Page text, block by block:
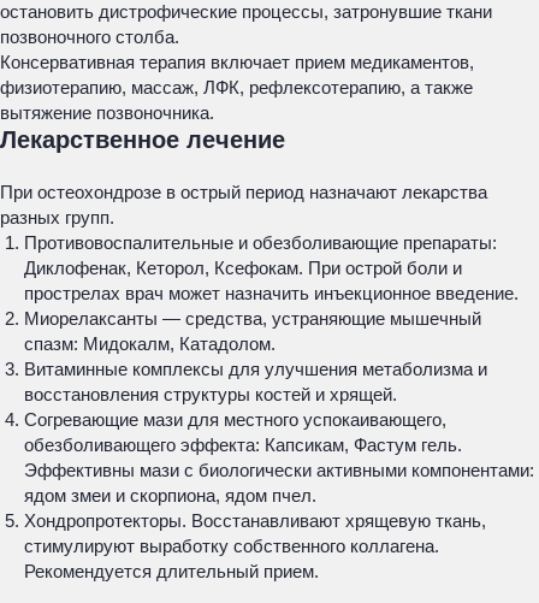
остановить дистрофические процессы, затронувшие ткани
позвоночного столба.
Консервативная терапия включает прием медикаментов,
физиотерапию, массаж, ЛФК, рефлексотерапию, а также
вытяжение позвоночника.
Лекарственное лечение
При остеохондрозе в острый период назначают лекарства
разных групп.
Противовоспалительные и обезболивающие препараты:
Диклофенак, Кеторол, Ксефокам. При острой боли и
прострелах врач может назначить инъекционное введение.
Миорелаксанты — средства, устраняющие мышечный
спазм: Мидокалм, Катадолом.
Витаминные комплексы для улучшения метаболизма и
восстановления структуры костей и хрящей.
Согревающие мази для местного успокаивающего,
обезболивающего эффекта: Капсикам, Фастум гель.
Эффективны мази с биологически активными компонентами:
ядом змеи и скорпиона, ядом пчел.
Хондропротекторы. Восстанавливают хрящевую ткань,
стимулируют выработку собственного коллагена.
Рекомендуется длительный прием.